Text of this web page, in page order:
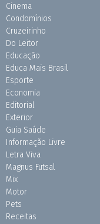
Cinema
Condomínios
Cruzeirinho
Do Leitor
Educação
Educa Mais Brasil
Esporte
Economia
Editorial
Exterior
Guia Saúde
Informação Livre
Letra Viva
Magnus Futsal
Mix
Motor
Pets
Receitas